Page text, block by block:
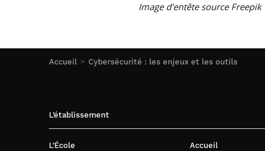
Accueil Cybersécurité : les enjeux et les outils
Image d’entête source Freepik
L’établissement
L’École Accueil